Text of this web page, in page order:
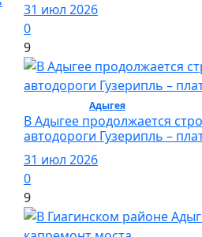
31 июл 2026
0
9
Адыгея/ Общество
В Адыгее продолжается
автодороги Гузерипль –
31 июл 2026
0
9